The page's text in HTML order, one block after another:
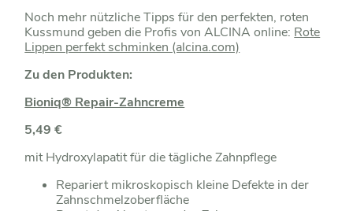
Noch mehr nützliche Tipps für den perfekten, roten
Kussmund geben die Profis von ALCINA online: Rote
Lippen perfekt schminken (alcina.com)
Zu den Produkten:
Bioniq® Repair-Zahncreme
5,49 €
mit Hydroxylapatit für die tägliche Zahnpflege
Repariert mikroskopisch kleine Defekte in der
Zahnschmelzoberfläche